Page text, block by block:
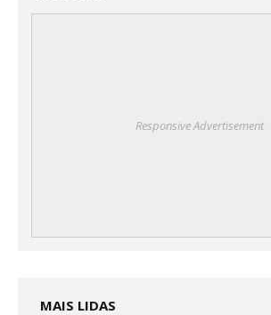
Responsive Advertisement
MAIS LIDAS